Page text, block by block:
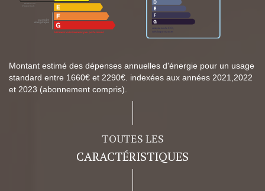
Montant estimé des dépenses annuelles d'énergie pour un usage
standard entre 1660€ et 2290€. indexées aux années 2021,2022
et 2023 (abonnement compris).
TOUTES LES
CARACTÉRISTIQUES